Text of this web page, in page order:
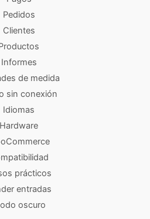
Pedidos
Clientes
Informes
de medida
sin conexión
Idiomas
Hardware
prácticos
entradas
oscuro